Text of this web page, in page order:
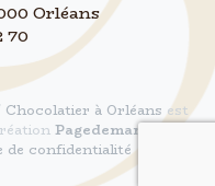
Orléans
70
à Orléans est
Pagedemarque |
de confidentialité